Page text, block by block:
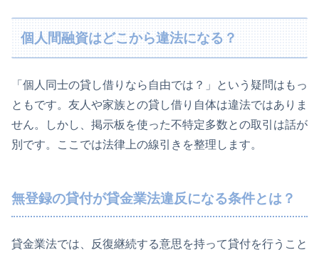
個人間融資はどこから違法になる？
「個人同士の貸し借りなら自由では？」という疑問はもっ
ともです。友人や家族との貸し借り自体は違法ではありま
せん。しかし、掲示板を使った不特定多数との取引は話が
別です。ここでは法律上の線引きを整理します。
無登録の貸付が貸金業法違反になる条件とは？
貸金業法では、反復継続する意思を持って貸付を行うこと